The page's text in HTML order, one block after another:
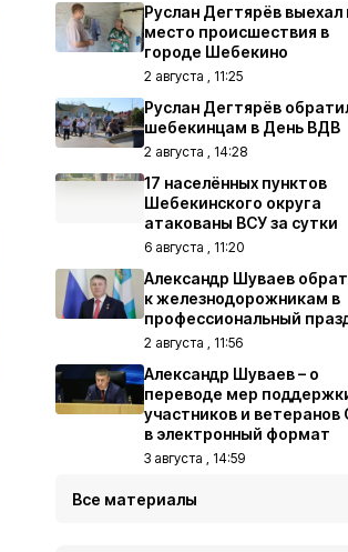
Руслан Дегтярёв выехал
место происшествия в
городе Шебекино
2 августа , 11:25
Руслан Дегтярёв
шебекинцам в День ВДВ
2 августа , 14:28
17 населённых пунктов
Шебекинского округа
атакованы ВСУ за сутки
6 августа , 11:20
Александр Шуваев
к железнодорожникам в
профессиональный
2 августа , 11:56
Александр Шуваев – о
переводе мер
участников и ветеранов
в электронный формат
3 августа , 14:59
Все материалы